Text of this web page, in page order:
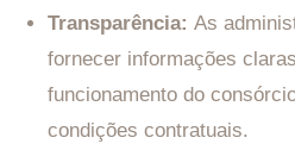
Transparência: As
fornecer informações
funcionamento do
condições contratuais.